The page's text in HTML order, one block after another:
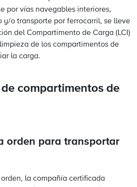
por vías navegables interiores,
y/o transporte por ferrocarril, se lleve
del Compartimento de Carga (LCI)
de los compartimentos de
la carga.
compartimentos de
orden para transportar
la compañía certificada